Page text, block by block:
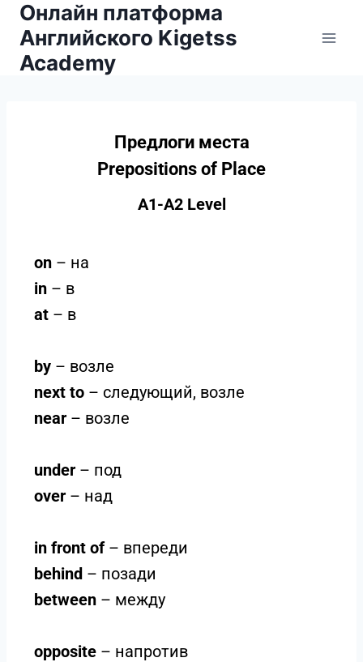
Онлайн платформа
Английского Kigetss
Academy
Предлоги места
Prepositions of Place
A1-A2 Level
on – на
in – в
at – в
by – возле
next to – следующий, возле
near – возле
under – под
over – над
in front of– впереди
behind – позади
between – между
opposite – напротив